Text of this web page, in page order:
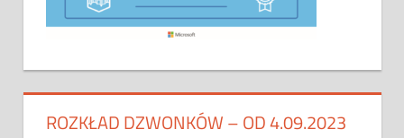
ROZKŁAD DZWONKÓW – OD 4.09.2023